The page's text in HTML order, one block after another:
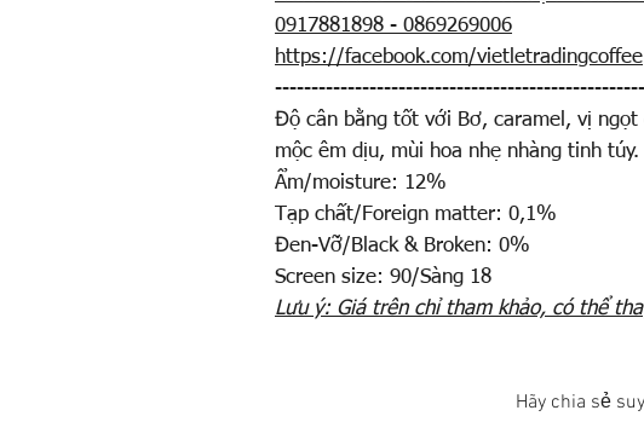
0917881898 - 0869269006
https://facebook.com/vietletradingcoffee
Độ cân bằng tốt với Bơ, caramel, vị
mộc êm dịu, mùi hoa nhẹ nhàng tinh túy.
Ẩm/moisture: 12%
Tạp chất/Foreign matter: 0,1%
Đen-Vỡ/Black & Broken: 0%
Screen size: 90/Sàng 18
Lưu ý: Giá trên chỉ tham khảo, có thể
Hãy chia sẻ